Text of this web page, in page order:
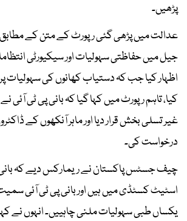
پڑھیں۔
عدالت میں پڑھی گئی رپورٹ کے متن کے مطابق
جیل میں حفاظتی سہولیات اور سیکیورٹی
اظہار کیا جب کہ دستیاب کھانوں کی سہولیات
کیا، تاہم رپورٹ میں کہا گیا کہ بانی پی ٹی آئی
غیر تسلی بخش قرار دیا اور ماہر آنکھوں کے
درخواست کی۔
چیف جسٹس پاکستان نے ریمارکس دیے کہ
اسٹیٹ کسٹڈی میں ہیں اور بانی پی ٹی آئی
یکساں طبی سہولیات ملنی چاہییں۔ انہوں نے